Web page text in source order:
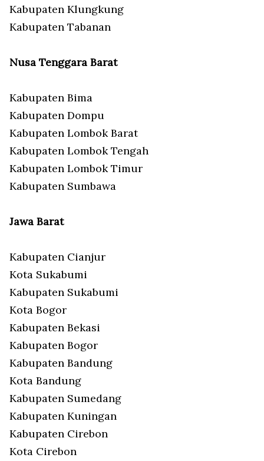
Kabupaten Klungkung
Kabupaten Tabanan
Nusa Tenggara Barat
Kabupaten Bima
Kabupaten Dompu
Kabupaten Lombok Barat
Kabupaten Lombok Tengah
Kabupaten Lombok Timur
Kabupaten Sumbawa
Jawa Barat
Kabupaten Cianjur
Kota Sukabumi
Kabupaten Sukabumi
Kota Bogor
Kabupaten Bekasi
Kabupaten Bogor
Kabupaten Bandung
Kota Bandung
Kabupaten Sumedang
Kabupaten Kuningan
Kabupaten Cirebon
Kota Cirebon